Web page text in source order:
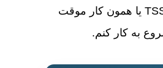
البته چون روی ویزای توریستی بودم نمیتوستم یه سره شروع به کار کنم. برام ویزای TSS یا همون کار موقت
به کار کنم.